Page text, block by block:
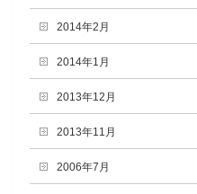
2014年2月
2014年1月
2013年12月
2013年11月
2006年7月